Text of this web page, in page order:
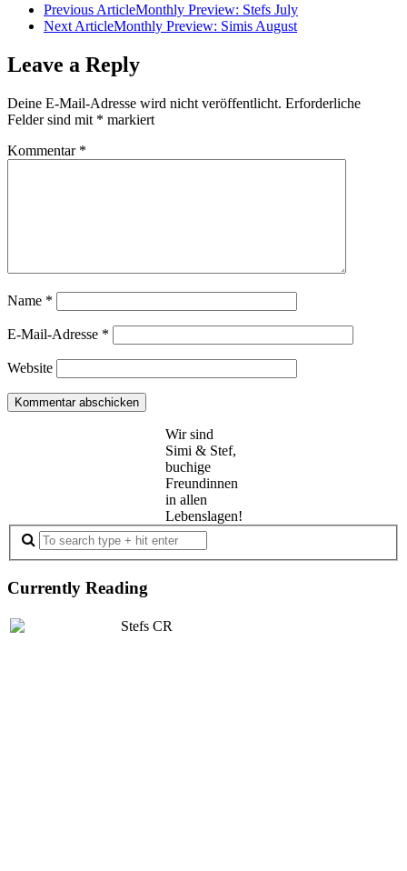
Previous ArticleMonthly Preview: Stefs July
Next ArticleMonthly Preview: Simis August
Leave a Reply
Deine E-Mail-Adresse wird nicht veröffentlicht. Erforderliche
Felder sind mit * markiert
Kommentar *
Name *
E-Mail-Adresse *
Website
Wir sind
Simi & Stef,
buchige
Freundinnen
in allen
Lebenslagen!
Currently Reading